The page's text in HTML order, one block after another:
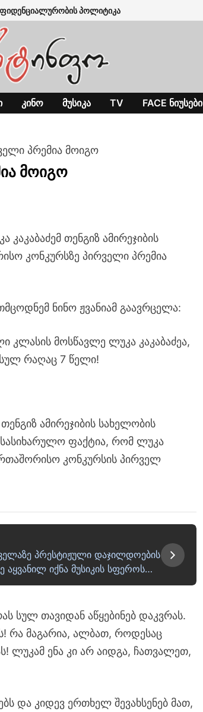
პოლიტიკა
ᲙᲘᲜᲝ ᲛᲣᲡᲘᲙᲐ TV FACE ᲜᲘᲣᲡᲔᲑᲘ
პრემია მოიგო
მოიგო
თენგიზ ამირეჯიბის
კონკურსზე პირველი პრემია
ნინო ჟვანიამ გაავრცელა:
კლასის მოსწავლე ლუკა კაკაბაძეა,
რაღაც 7 წელი!
ამირეჯიბის სახელობის
სასიხარულო ფაქტია, რომ ლუკა
კონკურსის პირველ
პრესტიჟული დაჯილდოების
აყვანილ იქნა მუსიკის სფეროს…
სულ თავიდან აწყებინებ დაკვრას.
რა მაგარია, ალბათ, როდესაც
ლუკამ ენა კი არ აიდგა, ჩათვალეთ,
და კიდევ ერთხელ შევახსენებ მათ,